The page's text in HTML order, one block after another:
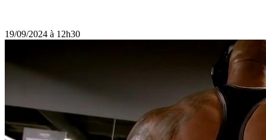
19/09/2024 à 12h30